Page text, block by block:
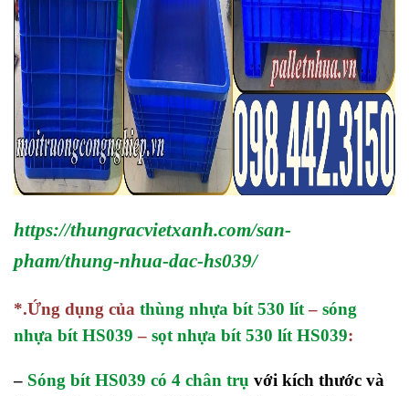
https://thungracvietxanh.com/san-
pham/thung-nhua-dac-hs039/
*.Ứng dụng của thùng nhựa bít 530 lít– sóng
nhựa bít HS039 – sọt nhựa bít 530 lít HS039:
– Sóng bít HS039 có 4 chân trụ với kích thước và